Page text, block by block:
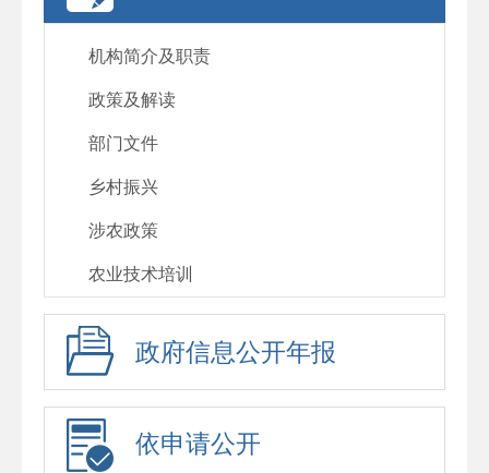
机构简介及职责
政策及解读
部门文件
乡村振兴
涉农政策
农业技术培训
政府信息公开年报
依申请公开